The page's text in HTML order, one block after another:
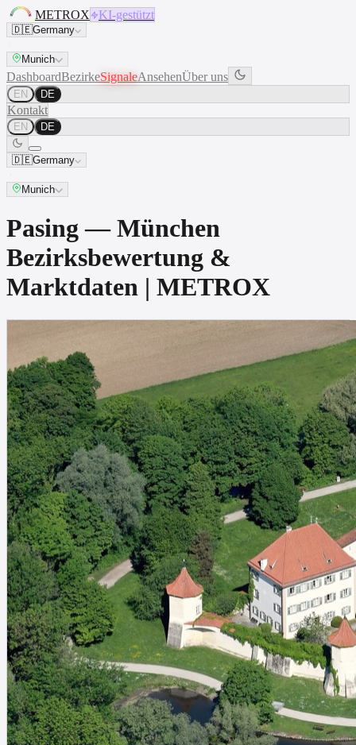
METROX KI-gestützt
🇩🇪Germany
Munich
DashboardBezirkeSignaleAnsehenÜber uns
EN DE
Kontakt
EN DE
🇩🇪Germany
Munich
Pasing — München
Bezirksbewertung &
Marktdaten | METROX